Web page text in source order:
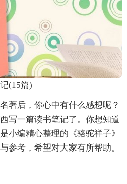
(15篇)
著后，你心中有什么感想呢？
写一篇读书笔记了。你想知道
小编精心整理的《骆驼祥子》
参考，希望对大家有所帮助。